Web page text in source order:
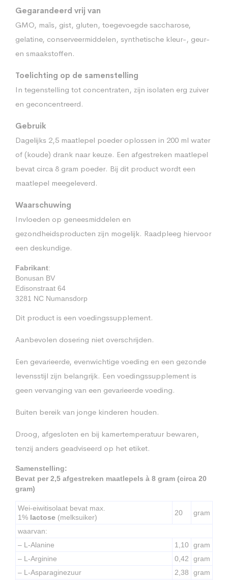
Gegarandeerd vrij van
GMO, maïs, gist, gluten, toegevoegde saccharose,
gelatine, conserveermiddelen, synthetische kleur-, geur-
en smaakstoffen.
Toelichting op de samenstelling
In tegenstelling tot concentraten, zijn isolaten erg zuiver
en geconcentreerd.
Gebruik
Dagelijks 2,5 maatlepel poeder oplossen in 200 ml water
of (koude) drank naar keuze. Een afgestreken maatlepel
bevat circa 8 gram poeder. Bij dit product wordt een
maatlepel meegeleverd.
Waarschuwing
Invloeden op geneesmiddelen en
gezondheidsproducten zijn mogelijk. Raadpleeg hiervoor
een deskundige.
Fabrikant:
Bonusan BV
Edisonstraat 64
3281 NC Numansdorp
Dit product is een voedingssupplement.
Aanbevolen dosering niet overschrijden.
Een gevarieerde, evenwichtige voeding en een gezonde
levensstijl zijn belangrijk. Een voedingssupplement is
geen vervanging van een gevarieerde voeding.
Buiten bereik van jonge kinderen houden.
Droog, afgesloten en bij kamertemperatuur bewaren,
tenzij anders geadviseerd op het etiket.
Samenstelling:
Bevat per 2,5 afgestreken maatlepels à 8 gram (circa 20
gram)
Wei-eiwitisolaat bevat max.
1% lactose (melksuiker)
20 gram
waarvan:
– L-Alanine
1,10
gram
– L-Arginine
0,42
gram
– L-Asparaginezuur
2,38
gram